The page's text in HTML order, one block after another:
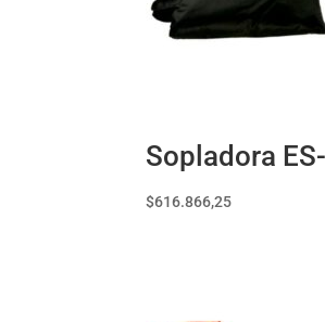
Sopladora
$616.866,25